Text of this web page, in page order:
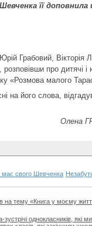
її доповнила
Грабовий, Вікторія
про дитячі і
«Розмова малого
на його слова,
Олена
свого Шевченка
на тему «Книга у моєму
однокласників, які